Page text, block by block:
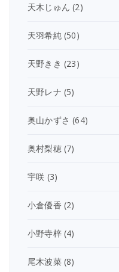
天木じゅん (2)
天羽希純(50)
天野きき (23)
天野レナ (5)
奥山かずさ (64)
奥村梨穂(7)
宇咲 (3)
小倉優香 (2)
小野寺梓(4)
尾木波菜(8)